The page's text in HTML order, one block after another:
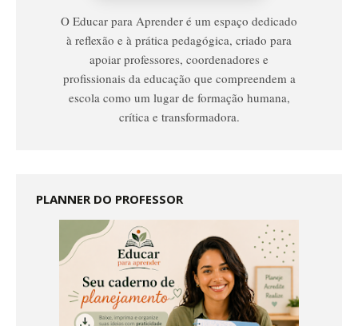
O Educar para Aprender é um espaço dedicado
à reflexão e à prática pedagógica, criado para
apoiar professores, coordenadores e
profissionais da educação que compreendem a
escola como um lugar de formação humana,
crítica e transformadora.
PLANNER DO PROFESSOR